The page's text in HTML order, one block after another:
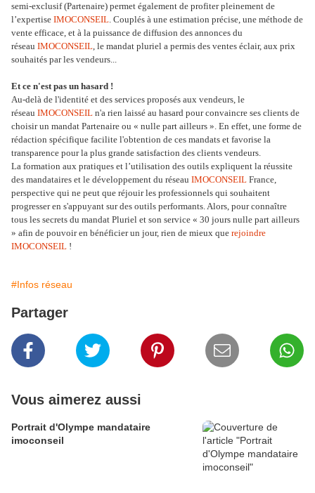
semi-exclusif (Partenaire) permet également de profiter pleinement de
l’expertise IMOCONSEIL. Couplés à une estimation précise, une méthode de
vente efficace, et à la puissance de diffusion des annonces du
réseau IMOCONSEIL, le mandat pluriel a permis des ventes éclair, aux prix
souhaités par les vendeurs...
Et ce n'est pas un hasard !
Au-delà de l'identité et des services proposés aux vendeurs, le
réseau IMOCONSEIL n'a rien laissé au hasard pour convaincre ses clients de
choisir un mandat Partenaire ou « nulle part ailleurs ». En effet, une forme de
rédaction spécifique facilite l'obtention de ces mandats et favorise la
transparence pour la plus grande satisfaction des clients vendeurs.
La formation aux pratiques et l’utilisation des outils expliquent la réussite
des mandataires et le développement du réseau IMOCONSEIL France,
perspective qui ne peut que réjouir les professionnels qui souhaitent
progresser en s'appuyant sur des outils performants. Alors, pour connaître
tous les secrets du mandat Pluriel et son service « 30 jours nulle part ailleurs
» afin de pouvoir en bénéficier un jour, rien de mieux que rejoindre
IMOCONSEIL !
#Infos réseau
Partager
Vous aimerez aussi
Portrait d'Olympe mandataire
imoconseil